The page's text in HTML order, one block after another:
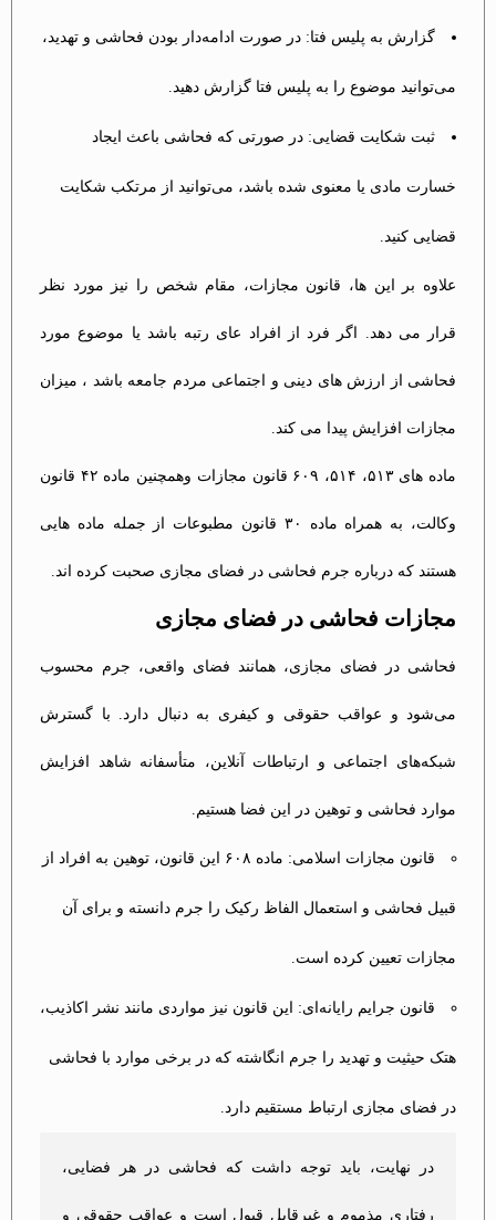
گزارش به پلیس فتا: در صورت ادامه‌دار بودن فحاشی و تهدید،
می‌توانید موضوع را به پلیس فتا گزارش دهید.
ثبت شکایت قضایی: در صورتی که فحاشی باعث ایجاد
خسارت مادی یا معنوی شده باشد، می‌توانید از مرتکب شکایت
قضایی کنید.
علاوه بر این ها، قانون مجازات، مقام شخص را نیز مورد نظر
قرار می دهد. اگر فرد از افراد عای رتبه باشد یا موضوع مورد
فحاشی از ارزش های دینی و اجتماعی مردم جامعه باشد ، میزان
مجازات افزایش پیدا می کند.
ماده های ۵۱۳، ۵۱۴، ۶۰۹ قانون مجازات وهمچنین ماده ۴۲ قانون
وکالت، به همراه ماده ۳۰ قانون مطبوعات از جمله ماده هایی
هستند که درباره جرم فحاشی در فضای مجازی صحبت کرده اند.
مجازات فحاشی در فضای مجازی
فحاشی در فضای مجازی، همانند فضای واقعی، جرم محسوب
می‌شود و عواقب حقوقی و کیفری به دنبال دارد. با گسترش
شبکه‌های اجتماعی و ارتباطات آنلاین، متأسفانه شاهد افزایش
موارد فحاشی و توهین در این فضا هستیم.
قانون مجازات اسلامی: ماده ۶۰۸ این قانون، توهین به افراد از
قبیل فحاشی و استعمال الفاظ رکیک را جرم دانسته و برای آن
مجازات تعیین کرده است.
قانون جرایم رایانه‌ای: این قانون نیز مواردی مانند نشر اکاذیب،
هتک حیثیت و تهدید را جرم انگاشته که در برخی موارد با فحاشی
در فضای مجازی ارتباط مستقیم دارد.
در نهایت، باید توجه داشت که فحاشی در هر فضایی،
رفتاری مذموم و غیرقابل قبول است و عواقب حقوقی و